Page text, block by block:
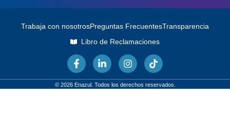
Trabaja con nosotrosPreguntas FrecuentesTransparencia
Libro de Reclamaciones
© 2026 Enazul. Todos los derechos reservados.